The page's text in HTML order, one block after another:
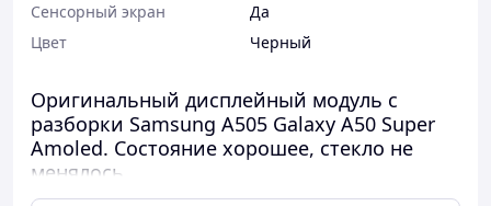
Сенсорный экран
Да
Цвет
Черный
Оригинальный дисплейный модуль с
разборки Samsung A505 Galaxy A50 Super
Amoled. Состояние хорошее, стекло не
менялось.